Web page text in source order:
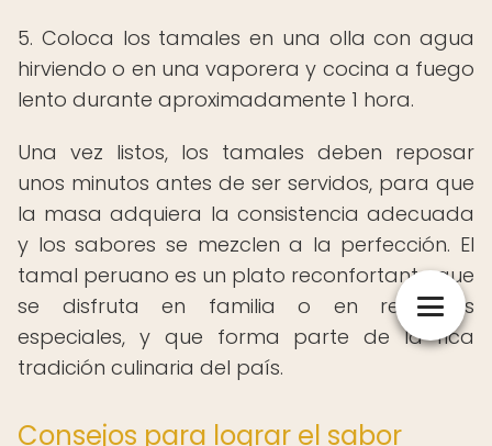
5. Coloca los tamales en una olla con agua
hirviendo o en una vaporera y cocina a fuego
lento durante aproximadamente 1 hora.
Una vez listos, los tamales deben reposar
unos minutos antes de ser servidos, para que
la masa adquiera la consistencia adecuada
y los sabores se mezclen a la perfección. El
tamal peruano es un plato reconfortante que
se disfruta en familia o en reuniones
especiales, y que forma parte de la rica
tradición culinaria del país.
Consejos para lograr el sabor